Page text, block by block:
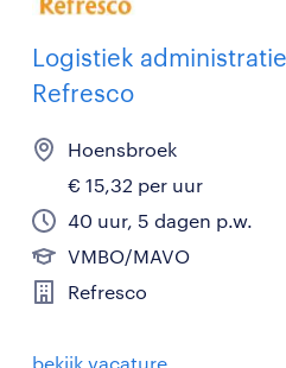
Logistiek
Refresco
Hoensbroek
€ 15,32 per uur
40 uur, 5 dagen p.w.
VMBO/MAVO
Refresco
bekijk vacature